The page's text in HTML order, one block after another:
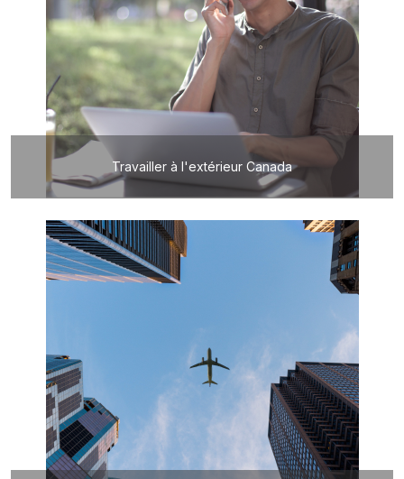
Travailler à l'extérieur Canada